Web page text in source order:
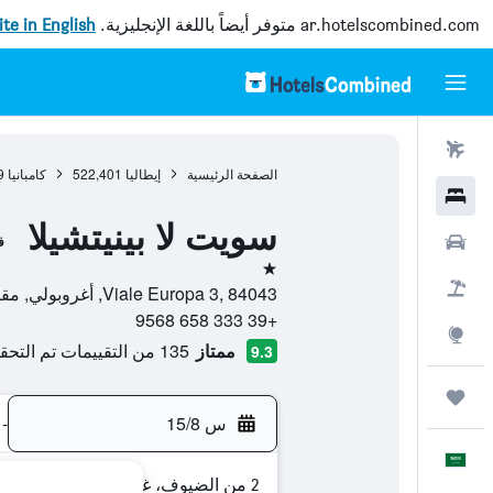
ar.hotelscombined.com متوفر أيضاً باللغة الإنجليزية. in English
الصفحة الرئيسية إيطاليا 522,401 كامبانيا
سويت لا بينيتشيلا
نجمة واحدة
Viale Europa 3, 84043, أغروبولي, مقاطعة ساليرنو, إيطاليا
+39 333 658 9568
9.3 ممتاز 135 من التقييمات تم التحقق منها
س 15/8 -
2 من الضيوف، غرفة واحدة